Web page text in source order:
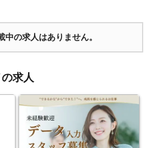
の求人はありません。
求人